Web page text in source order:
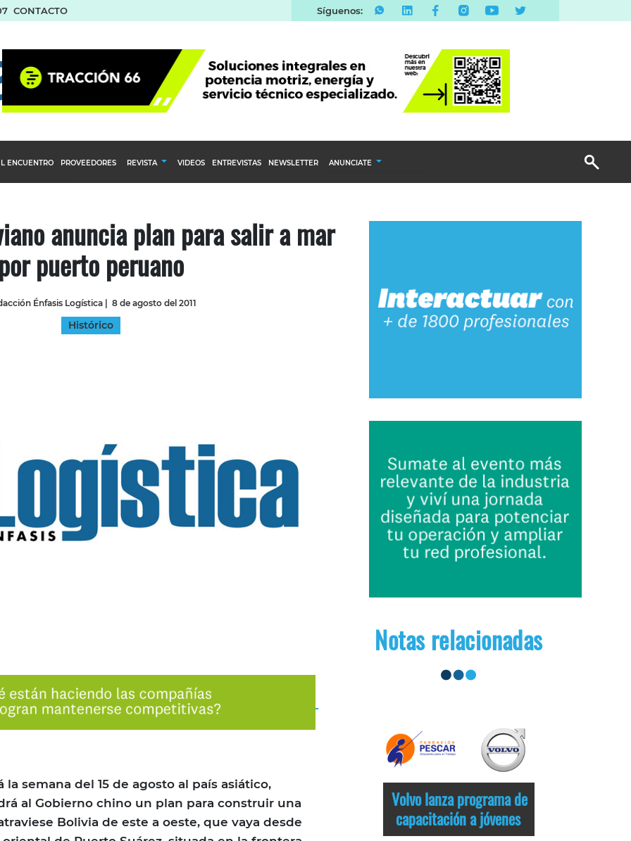
CONTACTO Síguenos:
ENCUENTRO PROVEEDORES REVISTA VIDEOS ENTREVISTAS NEWSLETTER ANUNCIATE
Email Marketing
anuncia plan para salir a mar
puerto peruano
Énfasis Logística| 8 de agosto del 2011
Histórico
la semana del 15 de agosto al país asiático,
al Gobierno chino un plan para construir una
Bolivia de este a oeste, que vaya desde
Notas relacionadas
Volvo lanza programa de
capacitación a jóvenes